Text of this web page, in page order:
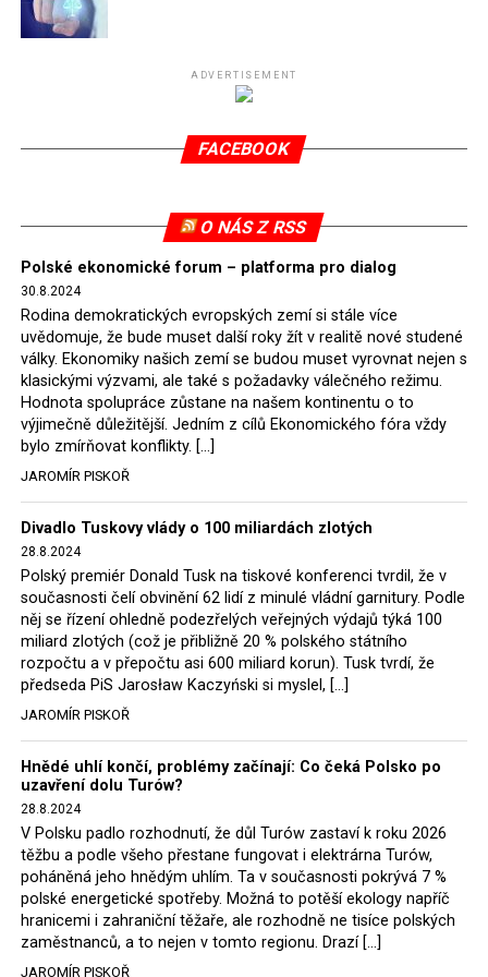
Připomeňme, že ukončení těžby hnědého uhlí pro
(SDEU) v souvislosti se stížnostmi českých samospráv
verdiktem španělské soudkyně Rosario Silva de Lapureta
tomuto rozhodnutí nevyhověla, proto na žádost
2022, než byl tento případ z důvodu uzavření dohody
Polska s Českou republikou o odstranění příčin sporu o
důl Turów vymazán z rejstříku tribunálu. Celkem si
Polsko nechalo z přiznaných evropských fondů odečíst
asi 70 milionů eur na pokutách a 45 milionů eur
zaplatilo jako odškodnění České republice – ale jak důl,
tak elektrárna nadále fungovaly. Už tehdy zástupci
tehdejší opozice a dnes vládnoucí koalice, jako
místopředseda Občanské platformy (PO) Rafał
Hołownia, přímo řekli, že by se polská vláda měla
tomuto rozhodnutí podřídit.
Rozhodnutí polského ministra spravedlnosti jistě potěší
německé, české a polské ekology, ale i těžaře. Je těžké si
představit, že by o takové věci rozhodoval sám ministr
Bodnar. Musel získat politický souhlas vládnoucí koalice.
Stále jsou totiž platné argumenty Morawieckého vlády,
že důl i elektrárna jsou – kromě zabezpečování cca 7 %
polského energetického mixu – klíčovými podniky, spolu
se svými dceřinými společnostmi zaměstnávají cca pět
tisíc lidí. Navíc s činností dolu a elektrárny nepřímo
souvisí dalších několik desítek tisíc pracovních míst v
regionu. Zelená politika ale opět zvítězila.
Rozhodnutí polského ministra spravedlnosti jistě potěší
německé, české a polské ekology, kteří žalobu u
ADVERTISEMENT
FACEBOOK
O NÁS Z RSS
Polské ekonomické forum – platforma pro dialog
30.8.2024
Rodina demokratických evropských zemí si stále více
uvědomuje, že bude muset další roky žít v realitě nové studené
války. Ekonomiky našich zemí se budou muset vyrovnat nejen s
klasickými výzvami, ale také s požadavky válečného režimu.
Hodnota spolupráce zůstane na našem kontinentu o to
výjimečně důležitější. Jedním z cílů Ekonomického fóra vždy
bylo zmírňovat konflikty. […]
JAROMÍR PISKOŘ
Divadlo Tuskovy vlády o 100 miliardách zlotých
28.8.2024
Polský premiér Donald Tusk na tiskové konferenci tvrdil, že v
současnosti čelí obvinění 62 lidí z minulé vládní garnitury. Podle
něj se řízení ohledně podezřelých veřejných výdajů týká 100
miliard zlotých (což je přibližně 20 % polského státního
rozpočtu a v přepočtu asi 600 miliard korun). Tusk tvrdí, že
předseda PiS Jarosław Kaczyński si myslel, […]
JAROMÍR PISKOŘ
Hnědé uhlí končí, problémy začínají: Co čeká Polsko po
uzavření dolu Turów?
28.8.2024
V Polsku padlo rozhodnutí, že důl Turów zastaví k roku 2026
těžbu a podle všeho přestane fungovat i elektrárna Turów,
poháněná jeho hnědým uhlím. Ta v současnosti pokrývá 7 %
polské energetické spotřeby. Možná to potěší ekology napříč
hranicemi i zahraniční těžaře, ale rozhodně ne tisíce polských
zaměstnanců, a to nejen v tomto regionu. Drazí […]
JAROMÍR PISKOŘ